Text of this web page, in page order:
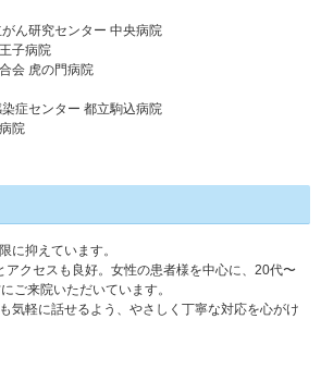
ん研究センター 中央病院
子病院
会 虎の門病院
症センター 都立駒込病院
院
に抑えています。
アクセスも良好。女性の患者様を中心に、20代〜
ご来院いただいています。
気軽に話せるよう、やさしく丁寧な対応を心がけ